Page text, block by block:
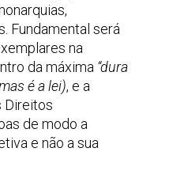
Fundamental será
na
da máxima “dura
é a lei), e a
Direitos
de modo a
e não a sua